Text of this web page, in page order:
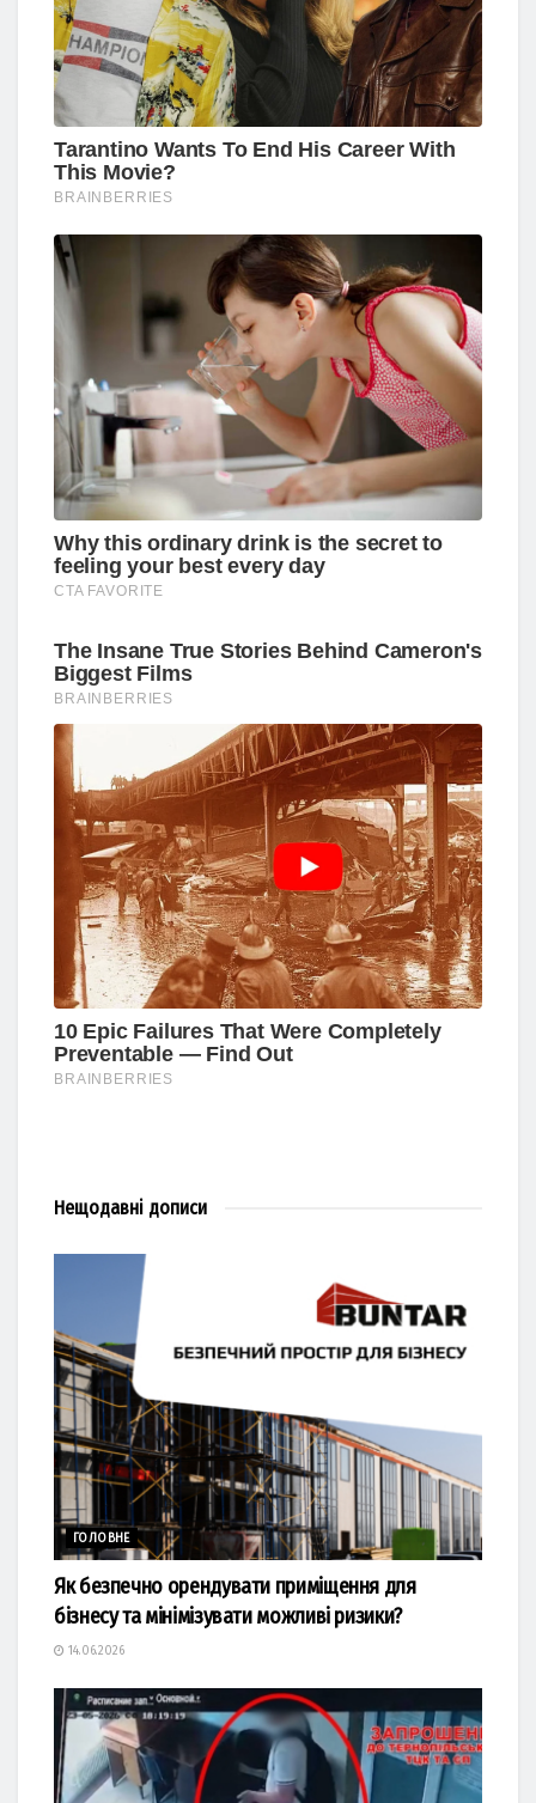
Нещодавні дописи
ГОЛОВНЕ
Як безпечно орендувати приміщення для
бізнесу та мінімізувати можливі ризики?
14.06.2026